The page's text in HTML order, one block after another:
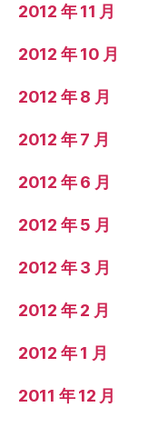
2012 年 11 月
2012 年 10 月
2012 年 8 月
2012 年 7 月
2012 年 6 月
2012 年 5 月
2012 年 3 月
2012 年 2 月
2012 年 1 月
2011 年 12 月